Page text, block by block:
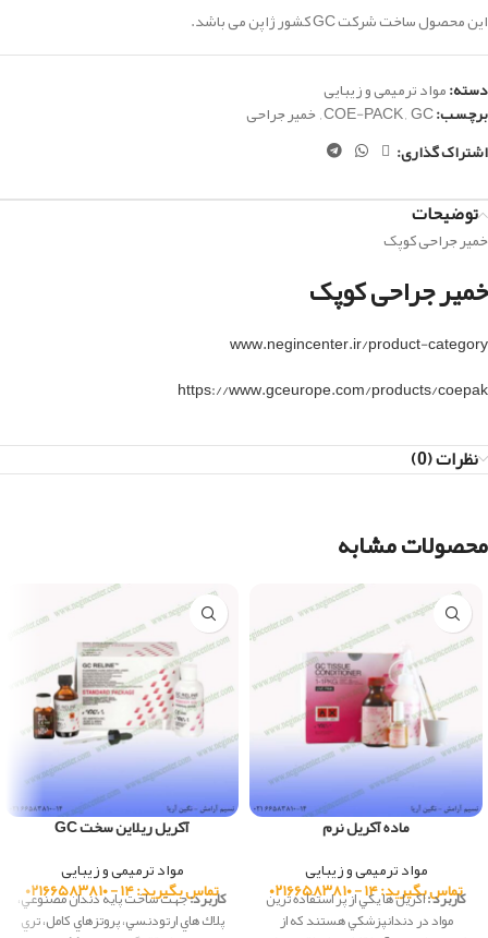
این محصول ساخت شرکت GC کشور ژاپن می باشد.
دسته:مواد ترمیمی و زیبایی
برچسب: COE-PACK,GC
,خمیر جراحی
اشتراک گذاری:
توضیحات
خمیر جراحی کوپک
خمیر جراحی کوپک
www.negincenter.ir/product-category
https://www.gceurope.com/products/coepak
نظرات (0)
محصولات مشابه
ماده آکریل نرم
مواد ترمیمی و زیبایی
تماس بگیرید: ۱۴ - ۰۲۱۶۶۵۸۳۸۱۰
کاربرد :اكريل ها يكي از پر استفاده ترين
مواد در دندانپزشكي هستند كه از
آکریل ریلاین سخت GC
مواد ترمیمی و زیبایی
تماس بگیرید: ۱۴ - ۰۲۱۶۶۵۸۳۸۱۰
کاربرد:جهت ساخت پايه دندان مصنوعي،
پلاك هاي ارتودنسي، پروتزهاي كامل، تري